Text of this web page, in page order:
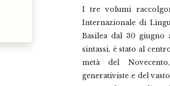
quantità
I tre volumi
Internazionale di
Basilea dal 30
sintassi, è stato al
metà del
generativiste e del